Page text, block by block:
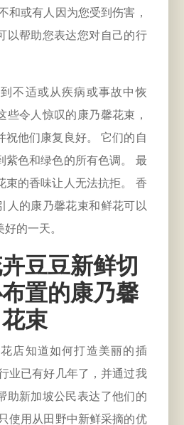
和或有人因为您受到伤害，
以帮助您表达您对自己的行
不适或从疾病或事故中恢
些令人惊叹的康乃馨花束，
祝他们康复良好。 它们的自
紫色和绿色的所有色调。 最
束的香味让人无法抗拒。 香
人的康乃馨花束和鲜花可以
的一天。
豆豆新鲜切
置的康乃馨
花束
店知道如何打造美丽的插
业已有好几年了，并通过我
助新加坡公民表达了他们的
使用从田野中新鲜采摘的优